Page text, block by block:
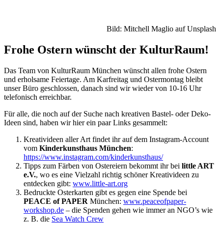
Bild: Mitchell Maglio auf Unsplash
Frohe Ostern wünscht der KulturRaum!
Das Team von KulturRaum München wünscht allen frohe Ostern
und erholsame Feiertage. Am Karfreitag und Ostermontag bleibt
unser Büro geschlossen, danach sind wir wieder von 10-16 Uhr
telefonisch erreichbar.
Für alle, die noch auf der Suche nach kreativen Bastel- oder Deko-
Ideen sind, haben wir hier ein paar Links gesammelt:
Kreativideen aller Art findet ihr auf dem Instagram-Account
vom Kinderkunsthaus München:
https://www.instagram.com/kinderkunsthaus/
Tipps zum Färben von Ostereiern bekommt ihr bei little ART
e.V., wo es eine Vielzahl richtig schöner Kreativideen zu
entdecken gibt: www.little-art.org
Bedruckte Osterkarten gibt es gegen eine Spende bei
PEACE of PAPER München: www.peaceofpaper-
workshop.de – die Spenden gehen wie immer an NGO’s wie
z. B. die Sea Watch Crew